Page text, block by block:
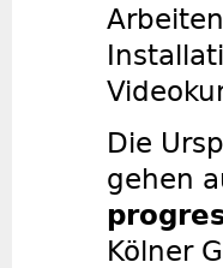
Die
gehen
Kölner